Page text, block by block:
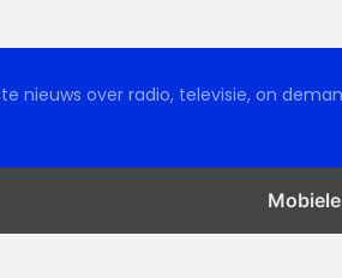
nieuws over radio, televisie, on